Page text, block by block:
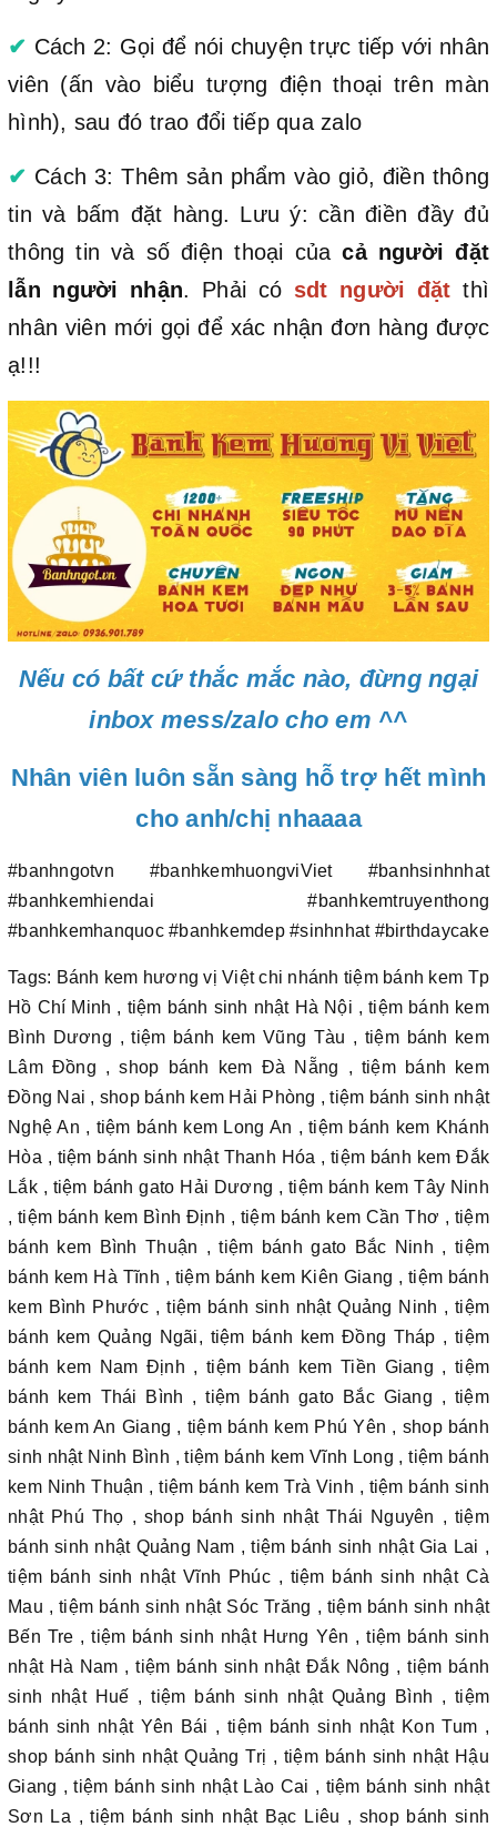
✔ Cách 2: Gọi để nói chuyện trực tiếp với nhân
viên (ấn vào biểu tượng điện thoại trên màn
hình), sau đó trao đổi tiếp qua zalo
✔ Cách 3: Thêm sản phẩm vào giỏ, điền thông
tin và bấm đặt hàng. Lưu ý: cần điền đầy đủ
thông tin và số điện thoại củacả người đặt
lẫn người nhận. Phải có sdt người đặt thì
nhân viên mới gọi để xác nhận đơn hàng được
ạ!!!
Nếu có bất cứ thắc mắc nào, đừng ngại
inbox mess/zalo cho em ^^
Nhân viên luôn sẵn sàng hỗ trợ hết mình
cho anh/chị nhaaaa
#banhngotvn #banhkemhuongviViet #banhsinhnhat
#banhkemhiendai #banhkemtruyenthong
#banhkemhanquoc #banhkemdep #sinhnhat #birthdaycake
Tags: Bánh kem hương vị Việt chi nhánh tiệm bánh kem Tp
Hồ Chí Minh , tiệm bánh sinh nhật Hà Nội , tiệm bánh kem
Bình Dương , tiệm bánh kem Vũng Tàu , tiệm bánh kem
Lâm Đồng , shop bánh kem Đà Nẵng , tiệm bánh kem
Đồng Nai , shop bánh kem Hải Phòng , tiệm bánh sinh nhật
Nghệ An , tiệm bánh kem Long An , tiệm bánh kem Khánh
Hòa , tiệm bánh sinh nhật Thanh Hóa , tiệm bánh kem Đắk
Lắk , tiệm bánh gato Hải Dương , tiệm bánh kem Tây Ninh
, tiệm bánh kem Bình Định , tiệm bánh kem Cần Thơ , tiệm
bánh kem Bình Thuận , tiệm bánh gato Bắc Ninh , tiệm
bánh kem Hà Tĩnh , tiệm bánh kem Kiên Giang , tiệm bánh
kem Bình Phước , tiệm bánh sinh nhật Quảng Ninh , tiệm
bánh kem Quảng Ngãi, tiệm bánh kem Đồng Tháp , tiệm
bánh kem Nam Định , tiệm bánh kem Tiền Giang , tiệm
bánh kem Thái Bình , tiệm bánh gato Bắc Giang , tiệm
bánh kem An Giang , tiệm bánh kem Phú Yên , shop bánh
sinh nhật Ninh Bình , tiệm bánh kem Vĩnh Long , tiệm bánh
kem Ninh Thuận , tiệm bánh kem Trà Vinh , tiệm bánh sinh
nhật Phú Thọ , shop bánh sinh nhật Thái Nguyên , tiệm
bánh sinh nhật Quảng Nam , tiệm bánh sinh nhật Gia Lai ,
tiệm bánh sinh nhật Vĩnh Phúc , tiệm bánh sinh nhật Cà
Mau , tiệm bánh sinh nhật Sóc Trăng , tiệm bánh sinh nhật
Bến Tre , tiệm bánh sinh nhật Hưng Yên , tiệm bánh sinh
nhật Hà Nam , tiệm bánh sinh nhật Đắk Nông , tiệm bánh
sinh nhật Huế , tiệm bánh sinh nhật Quảng Bình , tiệm
bánh sinh nhật Yên Bái , tiệm bánh sinh nhật Kon Tum ,
shop bánh sinh nhật Quảng Trị , tiệm bánh sinh nhật Hậu
Giang , tiệm bánh sinh nhật Lào Cai , tiệm bánh sinh nhật
Sơn La , tiệm bánh sinh nhật Bạc Liêu , shop bánh sinh